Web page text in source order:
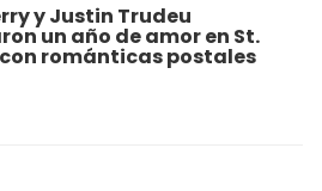
y Justin Trudeu
un año de amor en St.
románticas postales